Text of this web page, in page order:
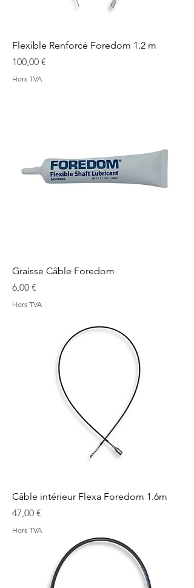
Flexible Renforcé Foredom 1.2 m
Prix
100,00 €
Hors TVA
Graisse Câble Foredom
Prix
6,00 €
Hors TVA
Câble intérieur Flexa Foredom 1.6m
Prix
47,00 €
Hors TVA